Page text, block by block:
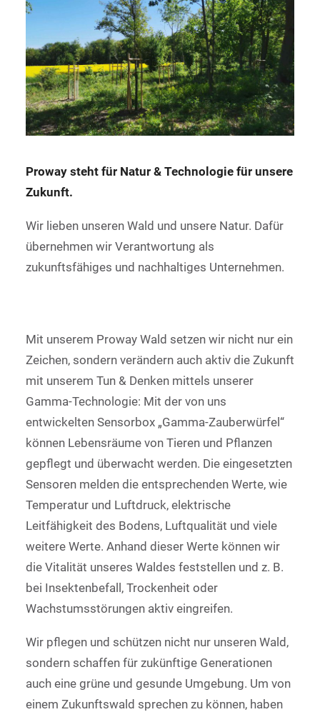
Proway steht für Natur & Technologie für unsere
Zukunft.
Wir lieben unseren Wald und unsere Natur. Dafür
übernehmen wir Verantwortung als
zukunftsfähiges und nachhaltiges Unternehmen.
Mit unserem Proway Wald setzen wir nicht nur ein
Zeichen, sondern verändern auch aktiv die Zukunft
mit unserem Tun & Denken mittels unserer
Gamma-Technologie: Mit der von uns
entwickelten Sensorbox „Gamma-Zauberwürfel“
können Lebensräume von Tieren und Pflanzen
gepflegt und überwacht werden. Die eingesetzten
Sensoren melden die entsprechenden Werte, wie
Temperatur und Luftdruck, elektrische
Leitfähigkeit des Bodens, Luftqualität und viele
weitere Werte. Anhand dieser Werte können wir
die Vitalität unseres Waldes feststellen und z. B.
bei Insektenbefall, Trockenheit oder
Wachstumsstörungen aktiv eingreifen.
Wir pflegen und schützen nicht nur unseren Wald,
sondern schaffen für zukünftige Generationen
auch eine grüne und gesunde Umgebung. Um von
einem Zukunftswald sprechen zu können, haben